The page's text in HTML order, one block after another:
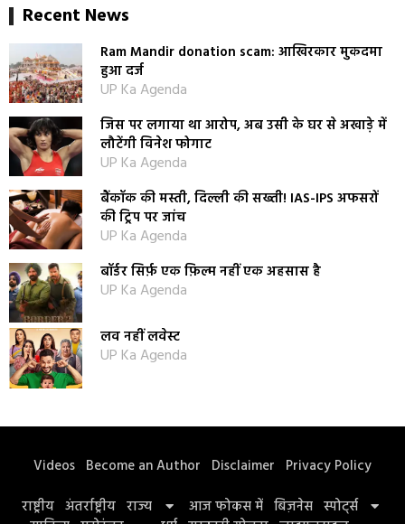
Recent News
Ram Mandir donation scam: आखिरकार मुकदमा
हुआ दर्ज
UP Ka Agenda
जिस पर लगाया था आरोप, अब उसी के घर से अखाड़े में
लौटेंगी विनेश फोगाट
UP Ka Agenda
बैंकॉक की मस्ती, दिल्ली की सख्ती! IAS-IPS अफसरों
की ट्रिप पर जांच
UP Ka Agenda
बॉर्डर सिर्फ़ एक फ़िल्म नहीं एक अहसास है
UP Ka Agenda
लव नहीं लवेस्ट
UP Ka Agenda
Videos Become an Author Disclaimer Privacy Policy
राष्ट्रीय अंतर्राष्ट्रीय राज्य आज फोकस में बिज़नेस स्पोर्ट्स